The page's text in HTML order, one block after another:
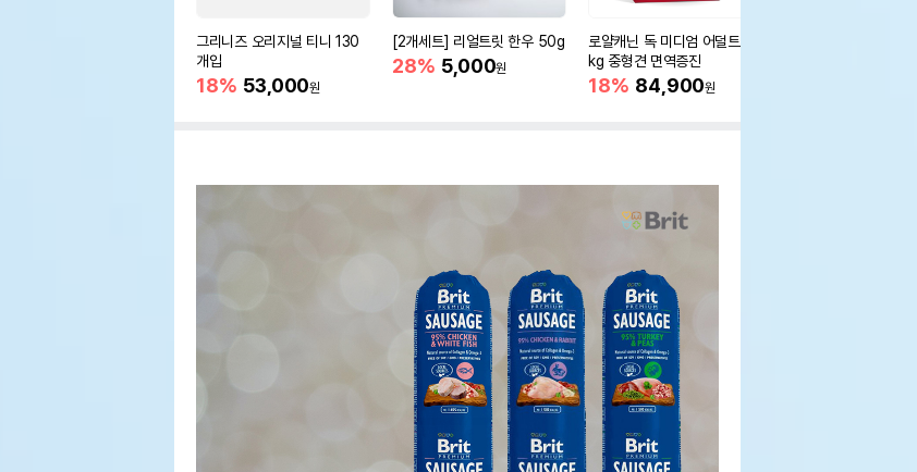
그리니즈 오리지널 티니 130
개입
18% 53,000원
[2개세트] 리얼트릿 한우 50g
28% 5,000원
로얄캐닌 독 미디엄 어덜트 10
kg 중형견 면역증진
18% 84,900원